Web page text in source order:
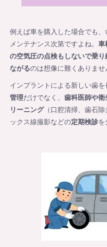
例えば車を購入した場合でも
メンテナンス次第ですよね。 車
の空気圧の点検もしないで乗
ながるのは想像に難くありませ
インプラントによる新しい歯を
管理だけでなく、 歯科医師や衛
リーニング（口腔清掃、歯石
ックス線撮影などの定期検診を